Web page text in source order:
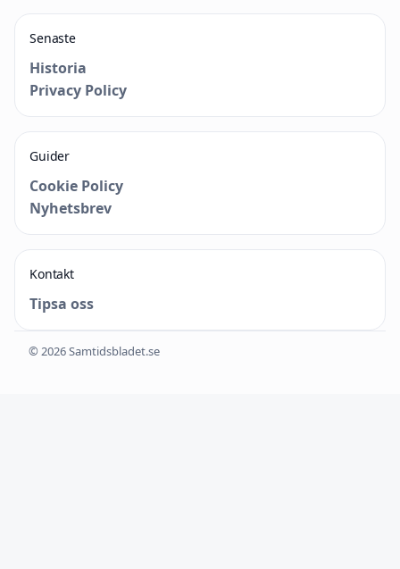
Senaste
Historia
Privacy Policy
Guider
Cookie Policy
Nyhetsbrev
Kontakt
Tipsa oss
© 2026 Samtidsbladet.se